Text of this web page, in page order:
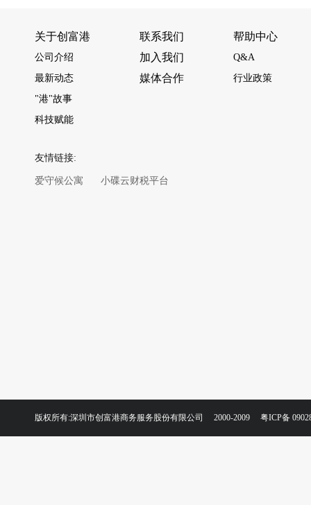
关于创富港
公司介绍
最新动态
"港"故事
科技赋能
联系我们
加入我们
媒体合作
帮助中心
Q&A
行业政策
友情链接:
爱守候公寓 小碟云财税平台
版权所有:深圳市创富港商务服务股份有限公司 2000-2009 粤ICP备